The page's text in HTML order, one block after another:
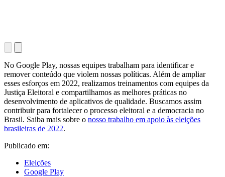
No Google Play, nossas equipes trabalham para identificar e
remover conteúdo que violem nossas políticas. Além de ampliar
esses esforços em 2022, realizamos treinamentos com equipes da
Justiça Eleitoral e compartilhamos as melhores práticas no
desenvolvimento de aplicativos de qualidade. Buscamos assim
contribuir para fortalecer o processo eleitoral e a democracia no
Brasil. Saiba mais sobre o nosso trabalho em apoio às eleições
brasileiras de 2022.
Publicado em:
Eleições
Google Play